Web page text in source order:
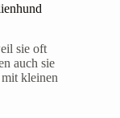
sie oft
auch sie
kleinen